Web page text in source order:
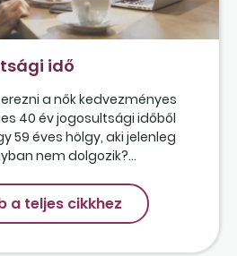
idő
a nők kedvezményes
40 év jogosultsági időből
59 éves hölgy, aki jelenleg
nem dolgozik?...
a teljes cikkhez